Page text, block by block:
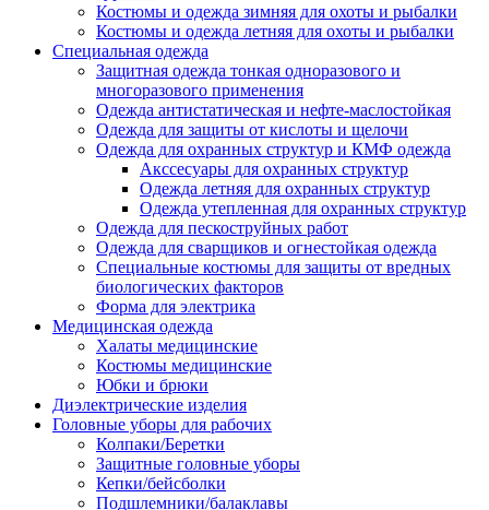
Костюмы и одежда зимняя для охоты и рыбалки
Костюмы и одежда летняя для охоты и рыбалки
Специальная одежда
Защитная одежда тонкая одноразового и
многоразового применения
Одежда антистатическая и нефте-маслостойкая
Одежда для защиты от кислоты и щелочи
Одежда для охранных структур и КМФ одежда
Акссесуары для охранных структур
Одежда летняя для охранных структур
Одежда утепленная для охранных структур
Одежда для пескоструйных работ
Одежда для сварщиков и огнестойкая одежда
Специальные костюмы для защиты от вредных
биологических факторов
Форма для электрика
Медицинская одежда
Халаты медицинские
Костюмы медицинские
Юбки и брюки
Диэлектрические изделия
Головные уборы для рабочих
Колпаки/Беретки
Защитные головные уборы
Кепки/бейсболки
Подшлемники/балаклавы